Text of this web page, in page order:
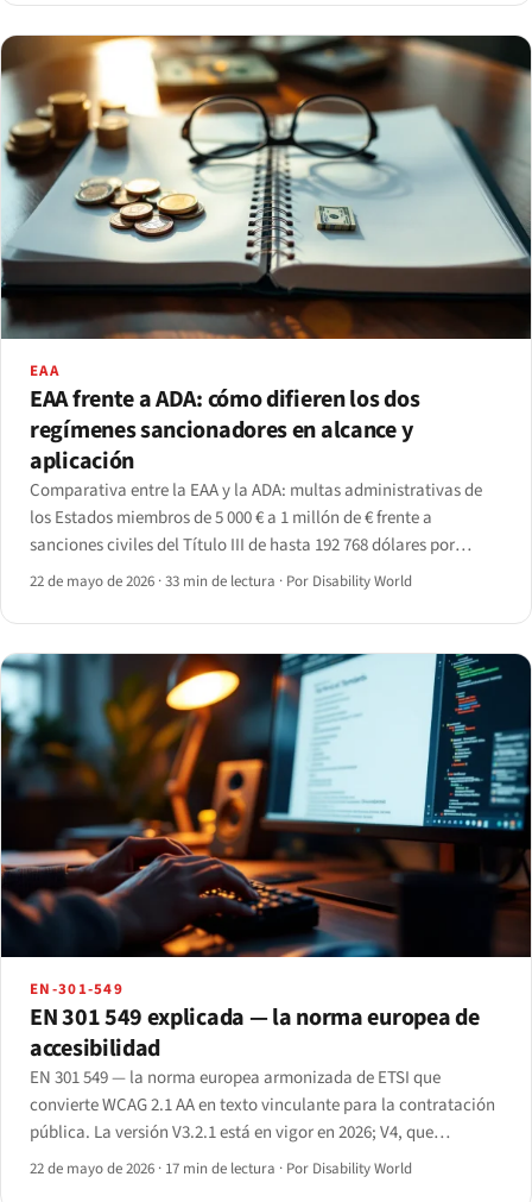
EAA
EAA frente a ADA: cómo difieren los dos
regímenes sancionadores en alcance y
aplicación
Comparativa entre la EAA y la ADA: multas administrativas de
los Estados miembros de 5 000 € a 1 millón de € frente a
sanciones civiles del Título III de hasta 192 768 dólares por
infracción posterior, más medidas cautelares y honorarios de
22 de mayo de 2026 ·33 min de lectura · Por Disability World
EN-301-549
EN 301 549 explicada — la norma europea de
accesibilidad
EN 301 549 — la norma europea armonizada de ETSI que
convierte WCAG 2.1 AA en texto vinculante para la contratación
pública. La versión V3.2.1 está en vigor en 2026; V4, que
incorpora WCAG 2.2, se encuentra en fase final de elaboración.
22 de mayo de 2026 · 17 min de lectura · Por Disability World